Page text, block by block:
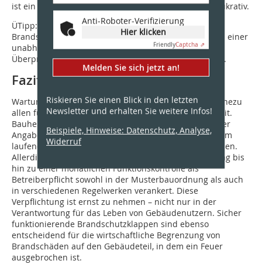
ist ein solches Angebot ebenso konkurrenzfähig wie lukrativ.
ÜTipp: Sowohl ein Seminar zur Instandhaltung von
Brandschutzklappen bei einem Hersteller als auch bei einer
unabhängigen Akademie qualifiziert generell zur
Überprüfung von Brandschutzklappen aller Hersteller.
Fazit
Wartungsfreie Brandschutzklappen sind heute bei nahezu
allen führenden Herstellern eine Selbstverständlichkeit.
Bauherren und Gebäudebetreiber schließen aus dieser
Angabe sehr oft fälschlich, dass Brandschutzklappen im
laufenden Betrieb nicht mehr überprüft werden müssen.
Allerdings ist eine mindestens jährliche Instandhaltung bis
hin zu einer monatlichen Funktionskontrolle als
Betreiberpflicht sowohl in der Musterbauordnung als auch
in verschiedenen Regelwerken verankert. Diese
Verpflichtung ist ernst zu nehmen – nicht nur in der
Verantwortung für das Leben von Gebäudenutzern. Sicher
funktionierende Brandschutzklappen sind ebenso
entscheidend für die wirtschaftliche Begrenzung von
Brandschäden auf den Gebäudeteil, in dem ein Feuer
ausgebrochen ist.
Anti-Roboter-Verifizierung
Hier klicken
FriendlyCaptcha ⇗
Melden Sie sich jetzt an!
Riskieren Sie einen Blick in den letzten
Newsletter und erhalten Sie weitere Infos!
Beispiele, Hinweise: Datenschutz, Analyse,
Widerruf